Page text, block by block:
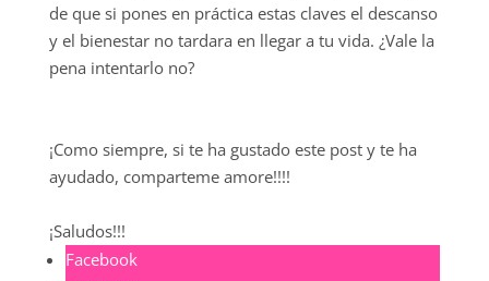
de que si pones en práctica estas claves el descanso
y el bienestar no tardara en llegar a tu vida. ¿Vale la
pena intentarlo no?
¡Como siempre, si te ha gustado este post y te ha
ayudado, comparteme amore!!!!
¡Saludos!!!
Facebook